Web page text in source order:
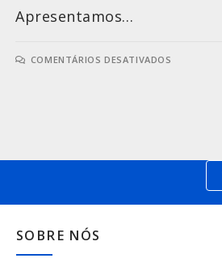
Apresentamos…
COMENTÁRIOS DESATIVADOS
SOBRE NÓS